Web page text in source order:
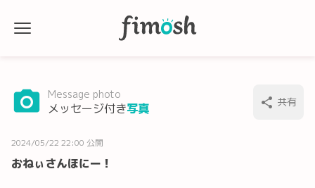
Message photo
メッセージ付き写真 共有
2024/05/22 22:00 公開
おねぃさんほにー！